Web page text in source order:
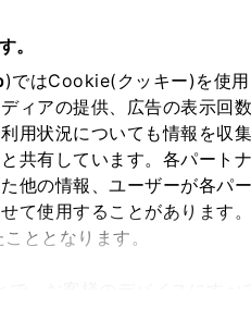
。
)ではCookie(クッキー)を使
ィアの提供、広告の表示回
用状況についても情報を収
共有しています。各パート
他の情報、ユーザーが各パ
て使用することがあります
ととなります。
と 安全にお使いいただくため
くため